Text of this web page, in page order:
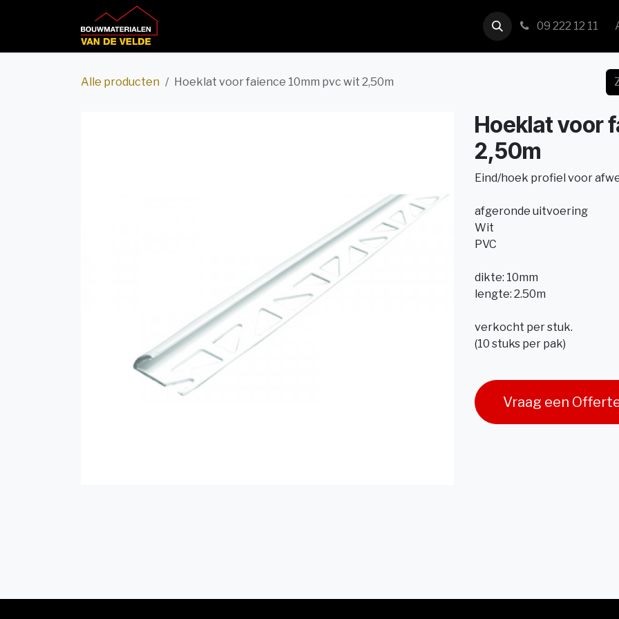
09 222 12 11
Alle producten Hoeklat voor faience 10mm pvc wit 2,50m
Hoeklat voor
2,50m
Eind/hoek profiel voor
afgeronde uitvoering
Wit
PVC
dikte: 10mm
lengte: 2.50m
verkocht per stuk.
(10 stuks per pak)
Vraag een